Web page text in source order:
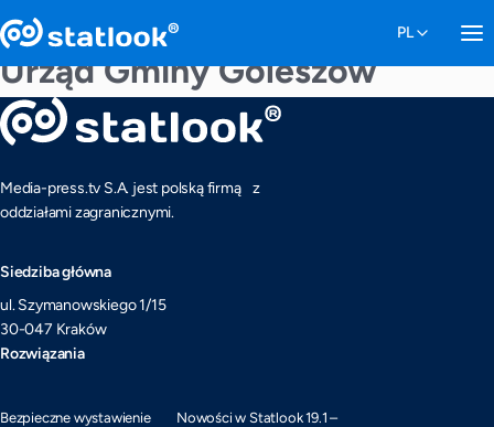
Urząd Gminy Goleszów
Media-press.tv S.A. jest polską firmą z
oddziałami zagranicznymi.
Siedziba główna
ul. Szymanowskiego 1/15
30-047 Kraków
Rozwiązania
Bezpieczne wystawienie
Nowości w Statlook 19.1 –